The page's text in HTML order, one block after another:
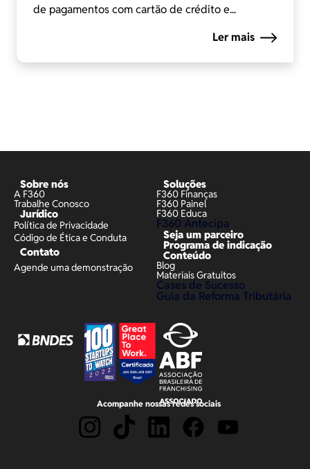
de pagamentos com cartão de crédito e...
Ler mais
Sobre nós
A F360
Trabalhe Conosco
Jurídico
Política de Privacidade
Código de Ética e Conduta
Contato
Agende uma demonstração
Soluções
F360 Finanças
F360 Painel
F360 Educa
F360 Antecipa
Seja um parceiro
Programa de indicação
Conteúdo
Blog
Materiais Gratuitos
Cases de Sucesso
Guia da Reforma Tributária
Acompanhe nossas redes sociais